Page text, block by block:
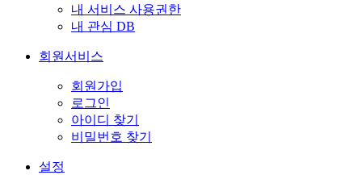
내 서비스 사용권한
내 관심 DB
회원서비스
회원가입
로그인
아이디 찾기
비밀번호 찾기
설정